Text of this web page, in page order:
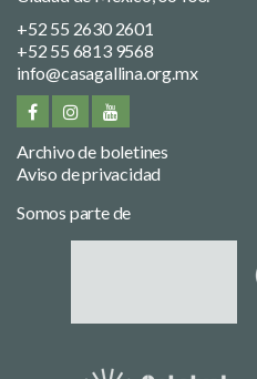
+52 55 2630 2601
+52 55 6813 9568
info@casagallina.org.mx
Archivo de boletines
Aviso de privacidad
Somos parte de